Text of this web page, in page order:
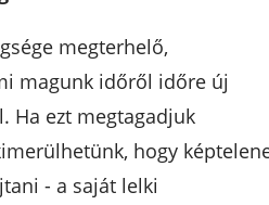
megterhelő,
magunk időről időre új
Ha ezt megtagadjuk
hogy
- a saját lelki